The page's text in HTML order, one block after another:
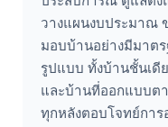
วางแผนงบประมาณ
มอบบ้านอย่างมีมาตร
รูปแบบ ทั้งบ้านชั้นเดี
และบ้านที่ออกแบบต
ทุกหลังตอบโจทย์กา